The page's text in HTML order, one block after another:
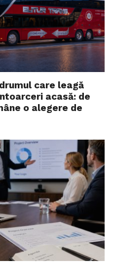
care leagă
acasă: de
o alegere de